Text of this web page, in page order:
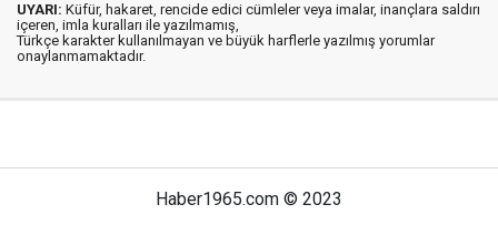
UYARI: Küfür, hakaret, rencide edici cümleler veya imalar, inançlara saldırı
içeren, imla kuralları ile yazılmamış,
Türkçe karakter kullanılmayan ve büyük harflerle yazılmış yorumlar
onaylanmamaktadır.
Haber1965.com © 2023